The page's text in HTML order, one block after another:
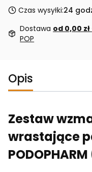
Czas wysyłki:24
Dostawa od 0,00 zł
POP
Opis
Zestaw
wrastające